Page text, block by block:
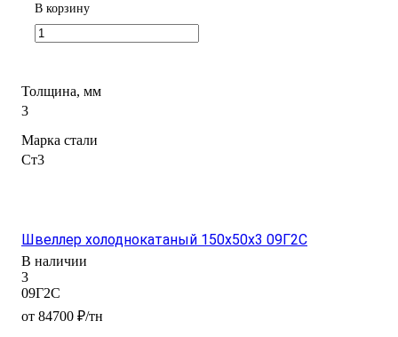
В корзину
Толщина, мм
3
Марка стали
Ст3
Швеллер холоднокатаный 150х50х3 09Г2С
В наличии
3
09Г2С
от 84700 ₽/тн